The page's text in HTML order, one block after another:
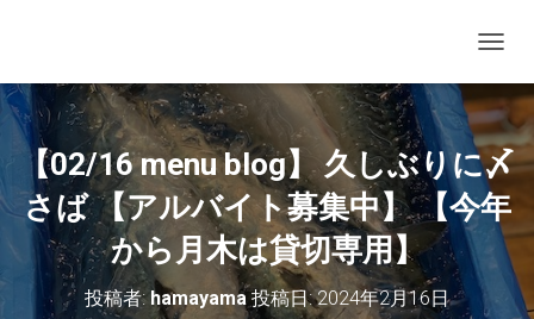
【02/16 menu blog】 久しぶりに〆
さば 【アルバイト募集中】 【今年
から月木は貸切専用】
投稿者:hamayama投稿日:2024年2月16日